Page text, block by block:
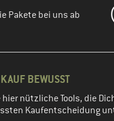
Pakete bei uns ab
KAUF BEWUSST
hier nützliche Tools, die
Kaufentscheidung